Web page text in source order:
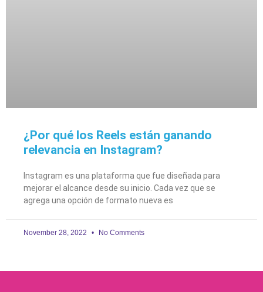
¿Por qué los Reels están ganando
relevancia en Instagram?
Instagram es una plataforma que fue diseñada para
mejorar el alcance desde su inicio. Cada vez que se
agrega una opción de formato nueva es
November 28, 2022 No Comments